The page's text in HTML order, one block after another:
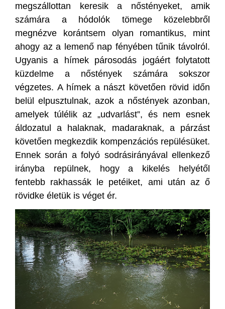
megszállottan keresik a nőstényeket, amik
számára a hódolók tömege közelebbről
megnézve korántsem olyan romantikus, mint
ahogy az a lemenő nap fényében tűnik távolról.
Ugyanis a hímek párosodás jogáért folytatott
küzdelme a nőstények számára sokszor
végzetes. A hímek a nászt követően rövid időn
belül elpusztulnak, azok a nőstények azonban,
amelyek túlélik az „udvarlást”, és nem esnek
áldozatul a halaknak, madaraknak, a párzást
követően megkezdik kompenzációs repülésüket.
Ennek során a folyó sodrásirányával ellenkező
irányba repülnek, hogy a kikelés helyétől
fentebb rakhassák le petéiket, ami után az ő
rövidke életük is véget ér.